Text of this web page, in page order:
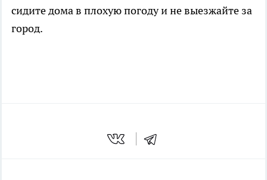
сидите дома в плохую погоду и не выезжайте за
город.